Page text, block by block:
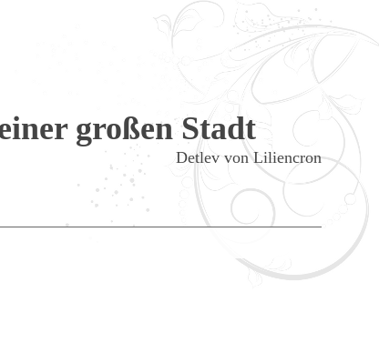
großen Stadt
Detlev von Liliencron